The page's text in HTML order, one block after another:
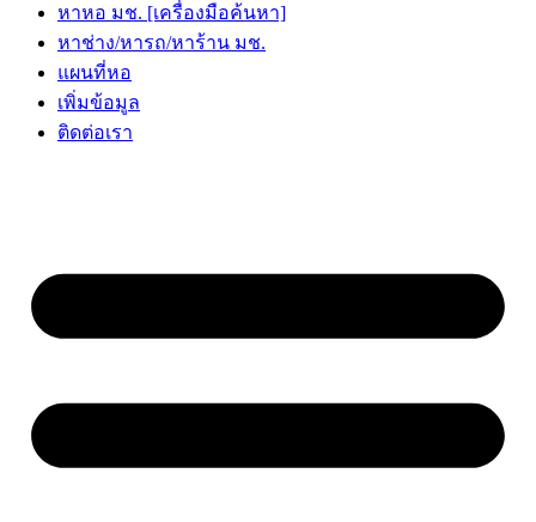
หาหอ มช. [เครื่องมือค้นหา]
หาช่าง/หารถ/หาร้าน มช.
แผนที่หอ
เพิ่มข้อมูล
ติดต่อเรา